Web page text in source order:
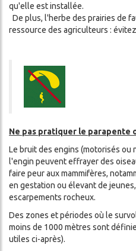
qu'elle est installée.
De plus, l'herbe des prairies de
ressource des agriculteurs :
Ne pas pratiquer le parapente
Le bruit des engins (motorisés ou
l'engin peuvent effrayer des
faire peur aux mammifères,
en gestation ou élevant de
escarpements rocheux.
Des zones et périodes où le
moins de 1000 mètres sont
utiles ci-après).